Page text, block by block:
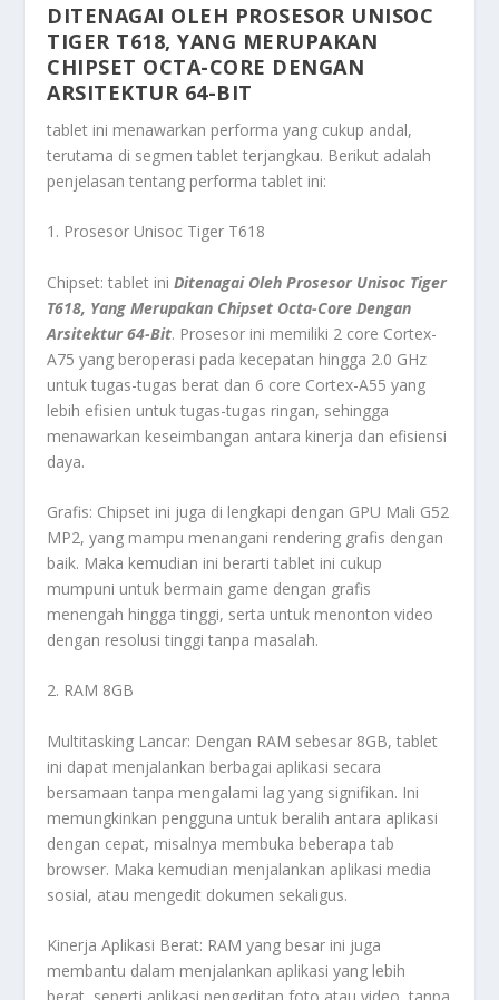
DITENAGAI OLEH PROSESOR UNISOC
TIGER T618, YANG MERUPAKAN
CHIPSET OCTA-CORE DENGAN
ARSITEKTUR 64-BIT
tablet ini menawarkan performa yang cukup andal,
terutama di segmen tablet terjangkau. Berikut adalah
penjelasan tentang performa tablet ini:
1. Prosesor Unisoc Tiger T618
Chipset: tablet iniDitenagai Oleh Prosesor Unisoc Tiger
T618, Yang Merupakan Chipset Octa-Core Dengan
Arsitektur 64-Bit. Prosesor ini memiliki 2 core Cortex-
A75 yang beroperasi pada kecepatan hingga 2.0 GHz
untuk tugas-tugas berat dan 6 core Cortex-A55 yang
lebih efisien untuk tugas-tugas ringan, sehingga
menawarkan keseimbangan antara kinerja dan efisiensi
daya.
Grafis: Chipset ini juga di lengkapi dengan GPU Mali G52
MP2, yang mampu menangani rendering grafis dengan
baik. Maka kemudian ini berarti tablet ini cukup
mumpuni untuk bermain game dengan grafis
menengah hingga tinggi, serta untuk menonton video
dengan resolusi tinggi tanpa masalah.
2. RAM 8GB
Multitasking Lancar: Dengan RAM sebesar 8GB, tablet
ini dapat menjalankan berbagai aplikasi secara
bersamaan tanpa mengalami lag yang signifikan. Ini
memungkinkan pengguna untuk beralih antara aplikasi
dengan cepat, misalnya membuka beberapa tab
browser. Maka kemudian menjalankan aplikasi media
sosial, atau mengedit dokumen sekaligus.
Kinerja Aplikasi Berat: RAM yang besar ini juga
membantu dalam menjalankan aplikasi yang lebih